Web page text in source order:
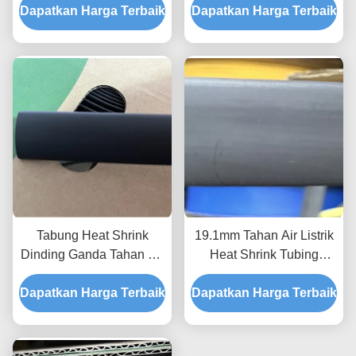
Berlapis Perekat Putih
Dapatkan Harga Terbaik
Ganda
Dapatkan Harga Terbaik
Tabung Heat Shrink
Dinding Ganda Tahan Air
4.2mm Perekat Hitam
Berjajar Heat Shrink
Tubing
Dapatkan Harga Terbaik
19.1mm Tahan Air Listrik
Heat Shrink Tubing
Dinding Ganda 2.0mm
Nilai Api
Dapatkan Harga Terbaik